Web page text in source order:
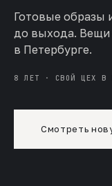
Готовые образы
до выхода. Вещи
в Петербурге.
8 ЛЕТ · СВОЙ ЦЕХ В
Смотреть